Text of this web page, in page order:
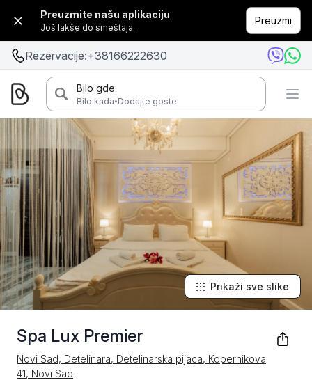
Preuzmite našu aplikaciju
Još lakše do smeštaja.
Preuzmi
Rezervacije:+38166222630
Bilo gde
Bilo kada·Dodajte goste
Spa Lux Premier
Novi Sad, Detelinara, Detelinarska pijaca, Kopernikova
41, Novi Sad
Prikaži sve slike